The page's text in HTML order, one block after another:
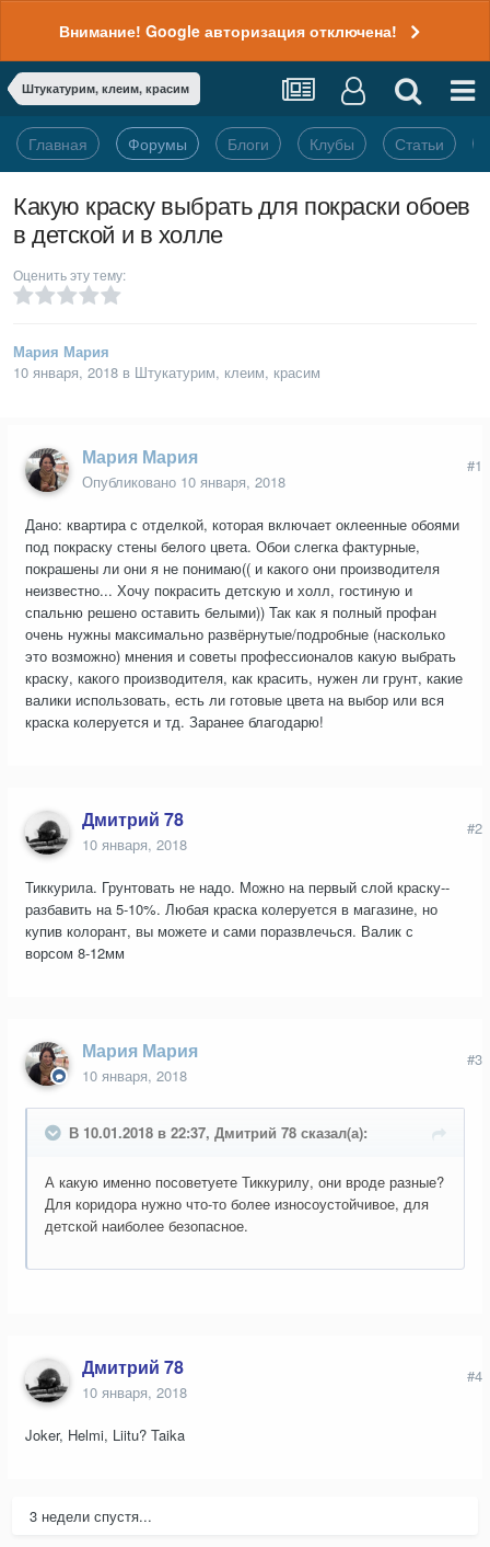
Внимание! Google авторизация отключена!
Штукатурим, клеим, красим
Главная Форумы Блоги Клубы Статьи
Какую краску выбрать для покраски обоев
в детской и в холле
Оценить эту тему:
Мария Мария
10 января, 2018 в Штукатурим, клеим, красим
Мария Мария
Опубликовано 10 января, 2018
#1
Дано: квартира с отделкой, которая включает оклеенные обоями
под покраску стены белого цвета. Обои слегка фактурные,
покрашены ли они я не понимаю(( и какого они производителя
неизвестно... Хочу покрасить детскую и холл, гостиную и
спальню решено оставить белыми)) Так как я полный профан
очень нужны максимально развёрнутые/подробные (насколько
это возможно) мнения и советы профессионалов какую выбрать
краску, какого производителя, как красить, нужен ли грунт, какие
валики использовать, есть ли готовые цвета на выбор или вся
краска колеруется и тд. Заранее благодарю!
Дмитрий 78
10 января, 2018
#2
Тиккурила. Грунтовать не надо. Можно на первый слой краску--
разбавить на 5-10%. Любая краска колеруется в магазине, но
купив колорант, вы можете и сами поразвлечься. Валик с
ворсом 8-12мм
Мария Мария
10 января, 2018
#3
В 10.01.2018 в 22:37, Дмитрий 78 сказал(а):
А какую именно посоветуете Тиккурилу, они вроде разные?
Для коридора нужно что-то более износоустойчивое, для
детской наиболее безопасное.
Дмитрий 78
10 января, 2018
#4
Joker, Helmi, Liitu? Taika
3 недели спустя...